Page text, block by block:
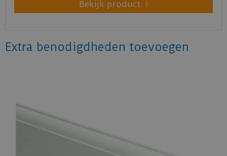
Bekijk product
Extra benodigdheden toevoegen